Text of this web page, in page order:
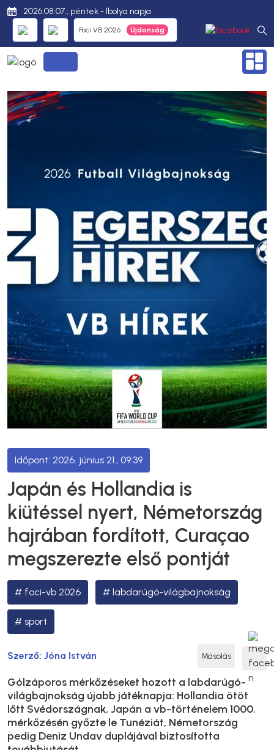
2026.08.07., péntek - Ibolya napja
Foci VB 2026
2026. június 21., 09:39
Japán és Hollandia is
kiütéssel nyert, Németország
hajrában fordított, Curaçao
megszerezte első pontját
foci-vb 2026 labdarúgó-világbajnokság
sport
Szerző: Jóna István Másolás
Gólzáporos mérkőzéseket hozott a labdarúgó-
világbajnokság újabb játéknapja: Hollandia ötöt
lőtt Svédországnak, Japán a vb-történelem 1000.
mérkőzésén győzte le Tunéziát, Németország
pedig Deniz Undav duplájával biztosította